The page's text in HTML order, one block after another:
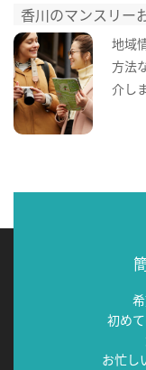
香川のマンスリー
地域
方法
介し
初め
お忙し